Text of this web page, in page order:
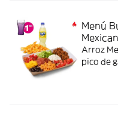
Menú
Mexican
Arroz
pico de